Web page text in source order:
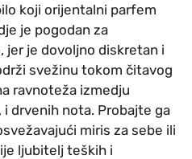
koji orijentalni parfem
je pogodan za
jer je dovoljno diskretan i
svežinu tokom čitavog
ravnoteža izmedju
drvenih nota. Probajte ga
miris za sebe ili
ljubitelj teških i